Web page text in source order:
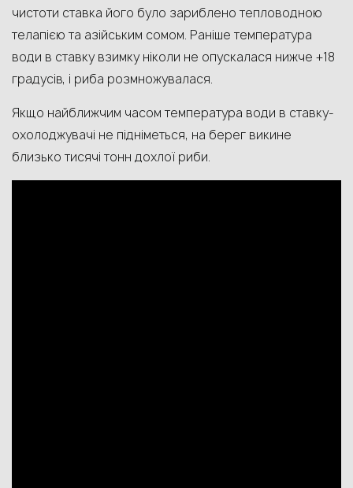
чистоти ставка його було зариблено тепловодною
телапією та азійським сомом. Раніше температура
води в ставку взимку ніколи не опускалася нижче +18
градусів, і риба розмножувалася.
Якщо найближчим часом температура води в ставку-
охолоджувачі не підніметься, на берег викине
близько тисячі тонн дохлої риби.